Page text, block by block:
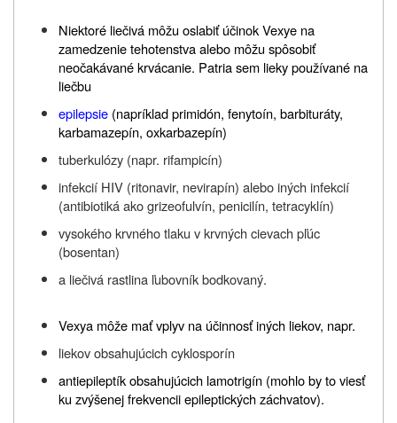
Niektoré liečivá môžu oslabiť účinok Vexye na
zamedzenie tehotenstva alebo môžu spôsobiť
neočakávané krvácanie. Patria sem lieky používané na
liečbu
epilepsie (napríklad primidón, fenytoín, barbituráty,
karbamazepín, oxkarbazepín)
tuberkulózy (napr. rifampicín)
infekcií HIV (ritonavir, nevirapín) alebo iných infekcií
(antibiotiká ako grizeofulvín, penicilín, tetracyklín)
vysokého krvného tlaku v krvných cievach pľúc
(bosentan)
a liečivá rastlina ľubovník bodkovaný.
Vexya môže mať vplyv na účinnosť iných liekov, napr.
liekov obsahujúcich cyklosporín
antiepileptík obsahujúcich lamotrigín (mohlo by to viesť
ku zvýšenej frekvencii epileptických záchvatov).